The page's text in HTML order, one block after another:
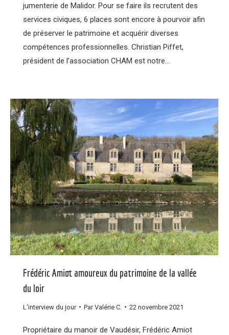
jumenterie de Malidor. Pour se faire ils recrutent des
services civiques, 6 places sont encore à pourvoir afin
de préserver le patrimoine et acquérir diverses
compétences professionnelles. Christian Piffet,
président de l’association CHAM est notre…
Frédéric Amiot amoureux du patrimoine de la vallée
du loir
L'interview du jour ParValérie C. 22 novembre 2021
Propriétaire du manoir de Vaudésir, Frédéric Amiot